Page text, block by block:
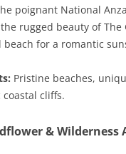
poignant National
rugged beauty of
beach for a romantic
Pristine beaches,
cliffs.
&